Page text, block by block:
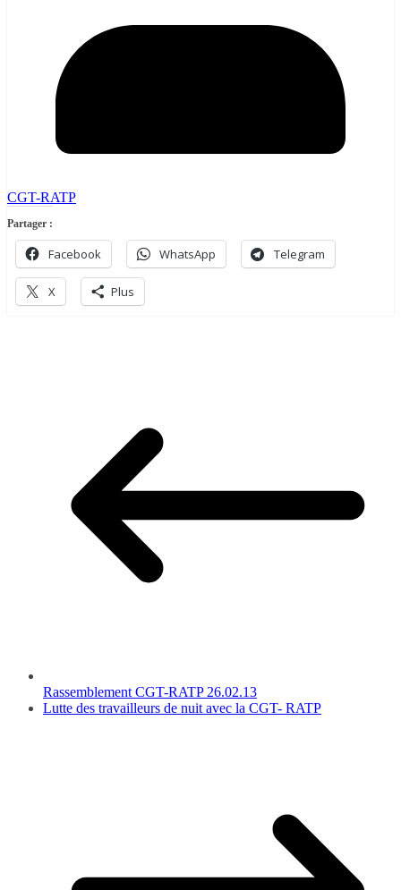
CGT-RATP
Partager :
Facebook WhatsApp Telegram
X Plus
Rassemblement CGT-RATP 26.02.13
Lutte des travailleurs de nuit avec la CGT- RATP